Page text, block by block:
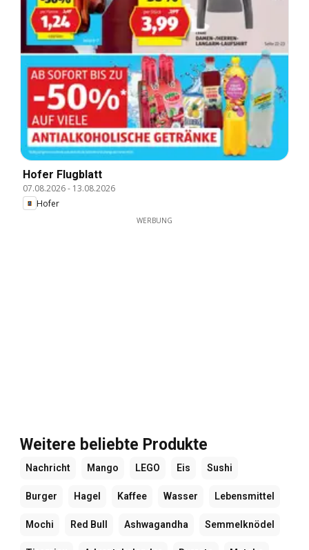
Hofer Flugblatt
07.08.2026- 13.08.2026
Hofer
WERBUNG
Weitere beliebte Produkte
Nachricht Mango LEGO Eis Sushi
Burger Hagel Kaffee Wasser Lebensmittel
Mochi Red Bull Ashwagandha Semmelknödel